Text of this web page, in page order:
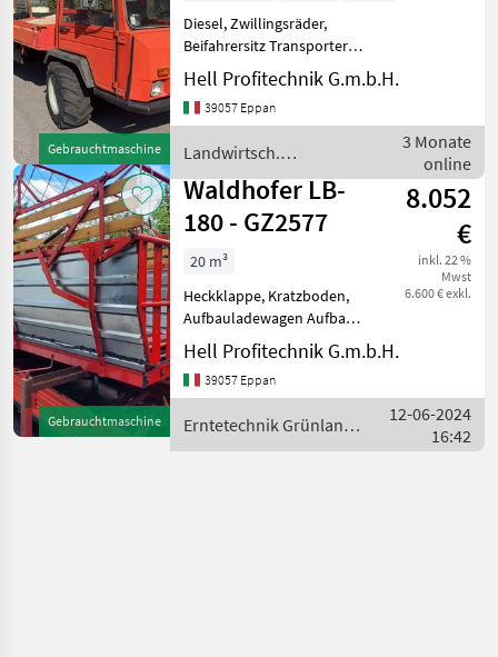
Gebrauchtmaschine
Diesel, Zwillingsräder,
Beifahrersitz Transporter
Waldhofer D65, 63PS 4-
Zylinder-VM-Motor,
geschlossene Kabine,
Zwillingsreifen hinten
******* Transpo
Hell Profitechnik G.m.b.H.
39057 Eppan
Landwirtsch.
Motorfahrzeuge /
Waldhofer
3 Monate
online
Gebrauchtmaschine
Waldhofer LB-
180 - GZ2577
8.052
€
inkl. 22 %
Mwst
6.600 € exkl.
20 m³
Heckklappe, Kratzboden,
Aufbauladewagen Aufbau
Ladewagen Waldhofer mit 8
Messer, Hydraulisches
Hecktor, Hydraulischer
1.80m, passend für Lindne
Hell Profitechnik G.m.b.H.
39057 Eppan
Erntetechnik Grünland /
Waldhofer
12-06-2024
16:42